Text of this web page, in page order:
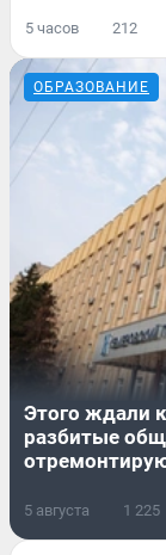
5 часов 212
ОБРАЗОВАНИЕ
Этого ждали
разбитые
5 августа 1 225